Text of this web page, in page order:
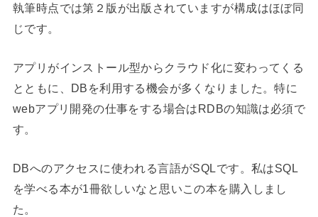
執筆時点では第２版が出版されていますが構成はほぼ同
じです。
アプリがインストール型からクラウド化に変わってくる
とともに、DBを利用する機会が多くなりました。特に
webアプリ開発の仕事をする場合はRDBの知識は必須で
す。
DBへのアクセスに使われる言語がSQLです。私はSQL
を学べる本が1冊欲しいなと思いこの本を購入しまし
た。